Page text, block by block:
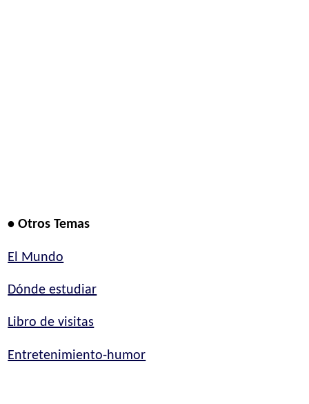
• Otros Temas
El Mundo
Dónde estudiar
Libro de visitas
Entretenimiento-humor